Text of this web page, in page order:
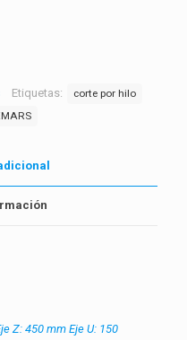
Etiquetas:
corte por hilo
Z: 450 mm Eje U: 150